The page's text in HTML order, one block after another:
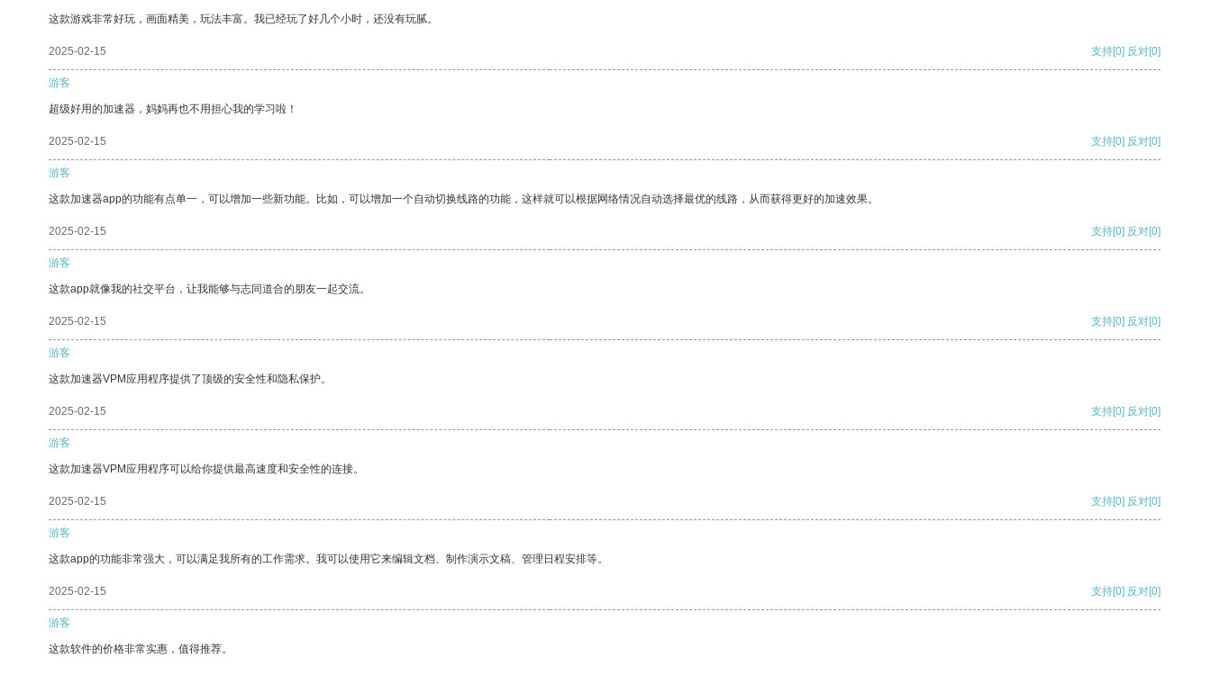
这款游戏非常好玩，画面精美，玩法丰富。我已经玩了好几个小时，还没有玩腻。
2025-02-15 支持[0] 反对[0]
游客
超级好用的加速器，妈妈再也不用担心我的学习啦！
2025-02-15 支持[0] 反对[0]
游客
这款加速器app的功能有点单一，可以增加一些新功能。比如，可以增加一个自动切换线路的功能，这样就可以根据网络情况自动选择最优的线路，从而获得更好的加速效果。
2025-02-15 支持[0] 反对[0]
游客
这款app就像我的社交平台，让我能够与志同道合的朋友一起交流。
2025-02-15 支持[0] 反对[0]
游客
这款加速器VPM应用程序提供了顶级的安全性和隐私保护。
2025-02-15 支持[0] 反对[0]
游客
这款加速器VPM应用程序可以给你提供最高速度和安全性的连接。
2025-02-15 支持[0] 反对[0]
游客
这款app的功能非常强大，可以满足我所有的工作需求。我可以使用它来编辑文档、制作演示文稿、管理日程安排等。
2025-02-15 支持[0] 反对[0]
游客
这款软件的价格非常实惠，值得推荐。